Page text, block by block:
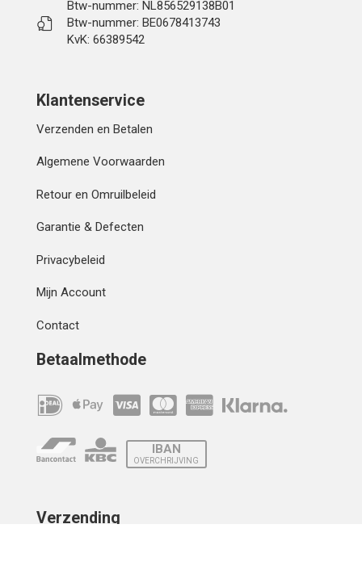
Btw-nummer: NL856529138B01
Btw-nummer: BE0678413743
KvK: 66389542
Klantenservice
Verzenden en Betalen
Algemene Voorwaarden
Retour en Omruilbeleid
Garantie & Defecten
Privacybeleid
Mijn Account
Contact
Betaalmethode
IBAN
OVERCHRIJVING
Verzending